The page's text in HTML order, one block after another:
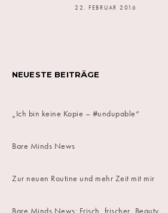
22. FEBRUAR 2016
NEUESTE BEITRÄGE
„Ich bin keine Kopie – #undupable“
Bare Minds News
Zur neuen Routine und mehr Zeit mit mir
Bare Minds News: Frisch, frischer, Beauty